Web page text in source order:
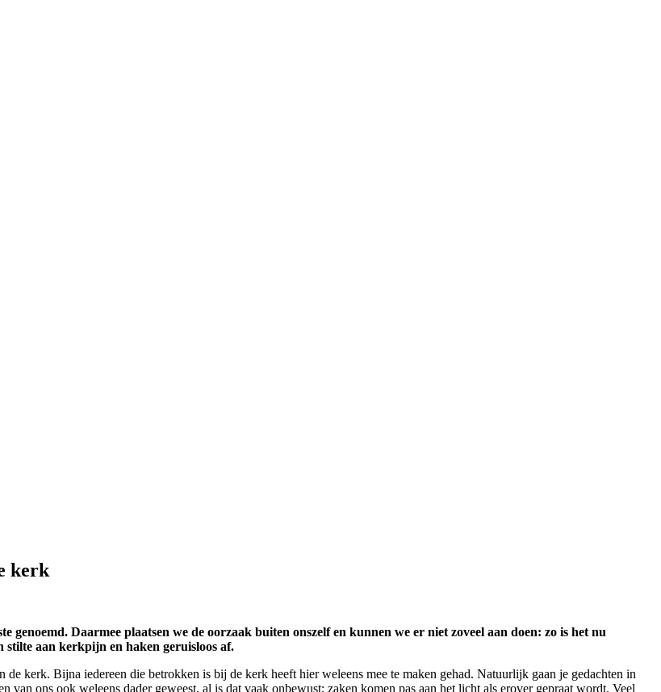
kerk
Daarmee plaatsen we de oorzaak buiten onszelf en kunnen we er niet zoveel aan doen: zo is het nu
stilte aan kerkpijn en haken geruisloos af.
kerk. Bijna iedereen die betrokken is bij de kerk heeft hier weleens mee te maken gehad. Natuurlijk gaan je gedachten in
ons ook weleens dader geweest, al is dat vaak onbewust; zaken komen pas aan het licht als erover gepraat wordt. Veel